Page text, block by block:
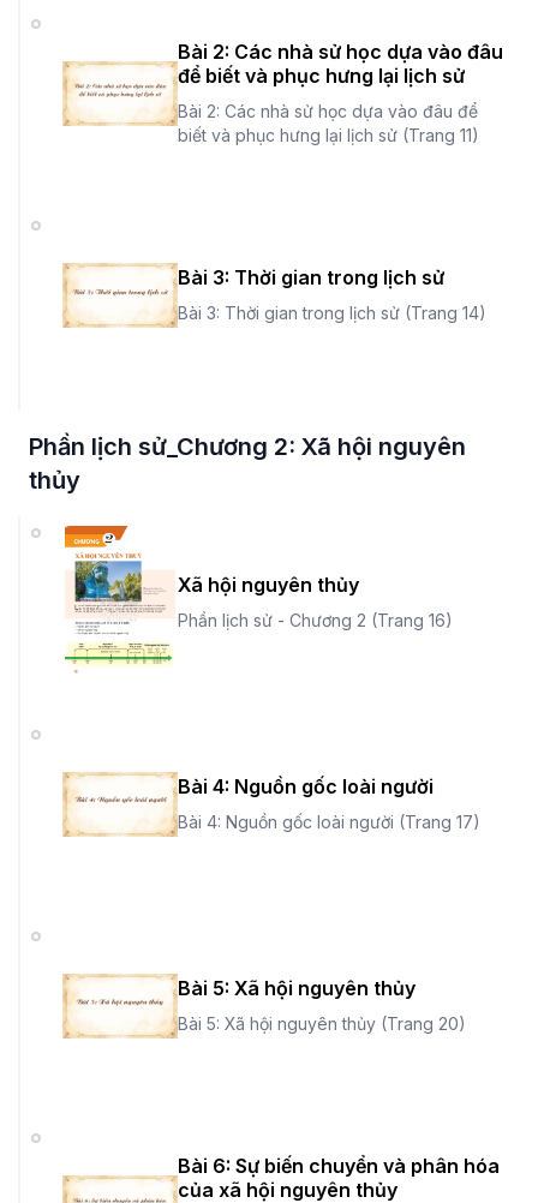
Bài 2: Các nhà sử học dựa vào đâu
để biết và phục hưng lại lịch sử
Bài 2: Các nhà sử học dựa vào đâu để
biết và phục hưng lại lịch sử (Trang 11)
Bài 3: Thời gian trong lịch sử
Bài 3: Thời gian trong lịch sử (Trang 14)
Phần lịch sử_Chương 2: Xã hội nguyên
thủy
Xã hội nguyên thủy
Phần lịch sử - Chương 2 (Trang 16)
Bài 4: Nguồn gốc loài người
Bài 4: Nguồn gốc loài người (Trang 17)
Bài 5: Xã hội nguyên thủy
Bài 5: Xã hội nguyên thủy (Trang 20)
Bài 6: Sự biến chuyển và phân hóa
của xã hội nguyên thủy